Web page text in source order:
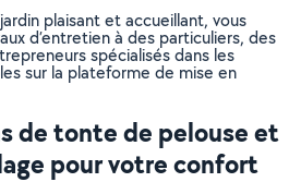
plaisant et accueillant, vous
d’entretien à des particuliers, des
spécialisés dans les
sur la plateforme de mise en
de tonte de pelouse et
pour votre confort